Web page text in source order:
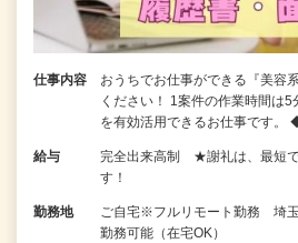
仕事内容
おうちでお仕事ができる『美容
ください！ 1案件の作業時間は
を有効活用できるお仕事です
給与
完全出来高制 ★謝礼は、最短で
す！
勤務地
ご自宅※フルリモート勤務 埼
勤務可能（在宅OK）